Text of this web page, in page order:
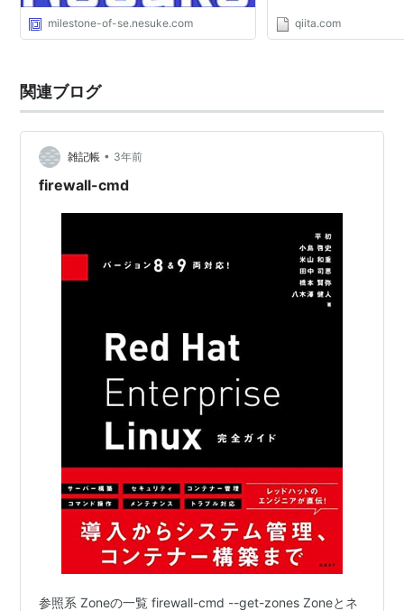
milestone-of-se.nesuke.com qiita.com
関連ブログ
雑記帳 • 3年前
firewall-cmd
参照系 Zoneの一覧 firewall-cmd --get-zones Zoneとネ